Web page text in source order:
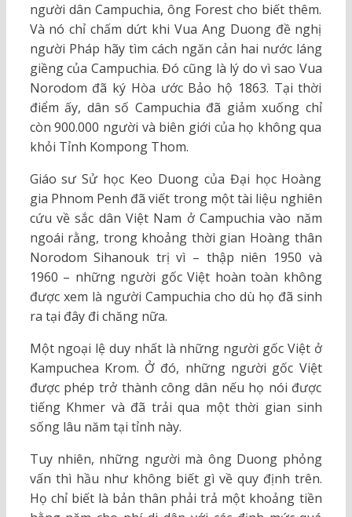
người dân Campuchia, ông Forest cho biết thêm.
Và nó chỉ chấm dứt khi Vua Ang Duong đề nghị
người Pháp hãy tìm cách ngăn cản hai nước láng
giềng của Campuchia. Đó cũng là lý do vì sao Vua
Norodom đã ký Hòa ước Bảo hộ 1863. Tại thời
điểm ấy, dân số Campuchia đã giảm xuống chỉ
còn 900.000 người và biên giới của họ không qua
khỏi Tỉnh Kompong Thom.
Giáo sư Sử học Keo Duong của Đại học Hoàng
gia Phnom Penh đã viết trong một tài liệu nghiên
cứu về sắc dân Việt Nam ở Campuchia vào năm
ngoái rằng, trong khoảng thời gian Hoàng thân
Norodom Sihanouk trị vì – thập niên 1950 và
1960 – những người gốc Việt hoàn toàn không
được xem là người Campuchia cho dù họ đã sinh
ra tại đây đi chăng nữa.
Một ngoại lệ duy nhất là những người gốc Việt ở
Kampuchea Krom. Ở đó, những người gốc Việt
được phép trở thành công dân nếu họ nói được
tiếng Khmer và đã trải qua một thời gian sinh
sống lâu năm tại tỉnh này.
Tuy nhiên, những người mà ông Duong phỏng
vấn thì hầu như không biết gì về quy định trên.
Họ chỉ biết là bản thân phải trả một khoảng tiền